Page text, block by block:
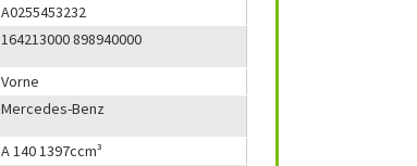
A0255453232
164213000 898940000
Vorne
Mercedes-Benz
A 140 1397ccm³